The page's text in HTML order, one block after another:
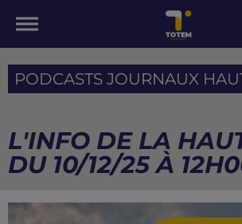
PODCASTS JOURNAUX
L'INFO DE LA
DU 10/12/25 À